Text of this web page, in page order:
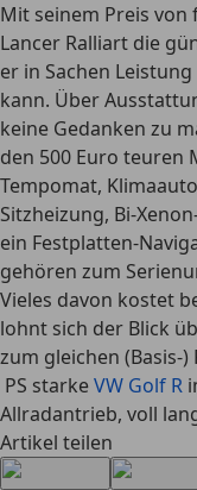
Mit seinem Preis von
Lancer Ralliart die
er in Sachen
kann. Über
keine Gedanken zu
den 500 Euro teuren
Tempomat,
Sitzheizung, Bi-
ein Festplatten-
gehören zum
Vieles davon kostet
lohnt sich der Blick
zum gleichen (Basis-
PS starkeVW Golf R
Allradantrieb, voll
Artikel teilen